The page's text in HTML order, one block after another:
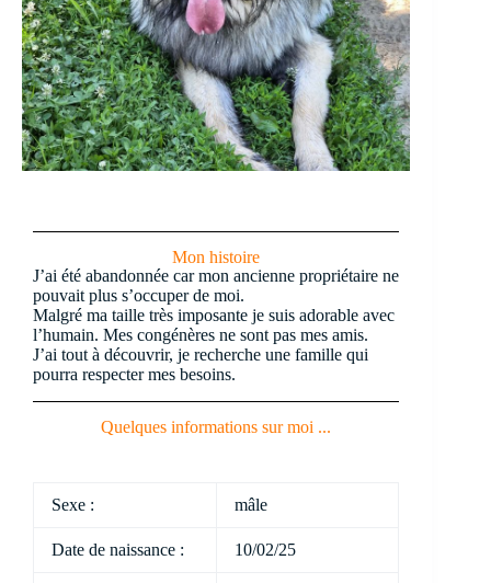
Mon histoire
J’ai été abandonnée car mon ancienne propriétaire ne
pouvait plus s’occuper de moi.
Malgré ma taille très imposante je suis adorable avec
l’humain. Mes congénères ne sont pas mes amis.
J’ai tout à découvrir, je recherche une famille qui
pourra respecter mes besoins.
Quelques informations sur moi ...
Sexe : mâle
Date de naissance : 10/02/25